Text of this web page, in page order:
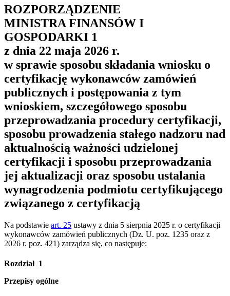
ROZPORZĄDZENIE
MINISTRA FINANSÓW I
GOSPODARKI 1
z dnia 22 maja 2026 r.
w sprawie sposobu składania wniosku o
certyfikację wykonawców zamówień
publicznych i postępowania z tym
wnioskiem, szczegółowego sposobu
przeprowadzania procedury certyfikacji,
sposobu prowadzenia stałego nadzoru nad
aktualnością ważności udzielonej
certyfikacji i sposobu przeprowadzania
jej aktualizacji oraz sposobu ustalania
wynagrodzenia podmiotu certyfikującego
związanego z certyfikacją
Na podstawie art. 25 ustawy z dnia 5 sierpnia 2025 r. o certyfikacji
wykonawców zamówień publicznych (Dz. U. poz. 1235 oraz z
2026 r. poz. 421) zarządza się, co następuje:
Rozdział 1
Przepisy ogólne